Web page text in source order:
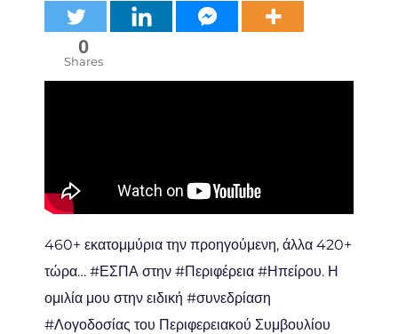
0
Shares
460+ εκατομμύρια την προηγούμενη, άλλα 420+
τώρα… #ΕΣΠΑ στην #Περιφέρεια #Ηπείρου. Η
ομιλία μου στην ειδική #συνεδρίαση
#Λογοδοσίας του Περιφερειακού Συμβουλίου